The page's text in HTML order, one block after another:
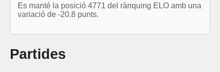
Es manté la posició 4771 del rànquing ELO amb una
variació de -20.8 punts.
Partides